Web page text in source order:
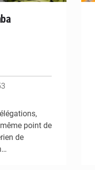
point de
de